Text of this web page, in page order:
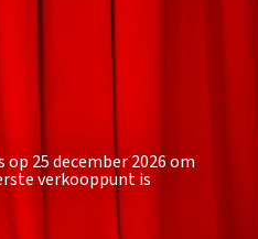
25 december 2026 om
verkooppunt is